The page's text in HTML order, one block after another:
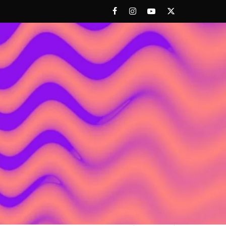
FacebookInstagramYoutubeTwitter